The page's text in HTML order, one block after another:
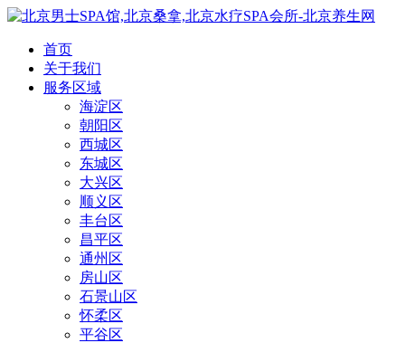
首页
关于我们
服务区域
海淀区
朝阳区
西城区
东城区
大兴区
顺义区
丰台区
昌平区
通州区
房山区
石景山区
怀柔区
平谷区